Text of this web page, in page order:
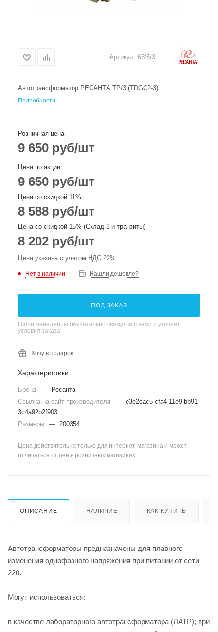
Артикул: 63/5/3
Автотрансформатор РЕСАНТА ТР/3 (TDGC2-3)
Подробности
Розничная цена
9 650 руб/шт
Цена по акции
9 650 руб/шт
Цена со скидкой 11%
8 588 руб/шт
Цена со скидкой 15% (Склад 3 и транзиты)
8 202 руб/шт
Цена указана с учетом НДС 22%
Нет в наличии Нашли дешевле?
ПОД ЗАКАЗ
Наши менеджеры обязательно свяжутся с вами и уточнят
условия заказа
Хочу в подарок
Характеристики
Бренд —
Ресанта
Ссылка на сайт производителя
— e3e2cac5-cfa4-11e9-bb91-
3c4a92b2f903
Размеры — 200354
Цена действительна только для интернет-магазина и может
отличаться от цен в розничных магазинах
ОПИСАНИЕ НАЛИЧИЕ КАК КУПИТЬ
Автотрансформаторы предназначены для плавного
изменения однофазного напряжения при питании от сети
220.
Могут использоваться:
в качестве лабораторного автотрансформатора (ЛАТР); при